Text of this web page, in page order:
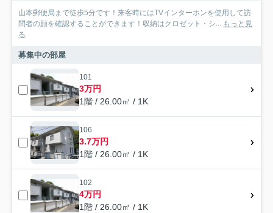
山本郵便局まで徒歩5分です！来客時にはTVインターホンを使用して訪
問者の顔を確認することができます！収納はクロゼット・シ... もっと見
る
募集中の部屋
101
3万円
1階 / 26.00㎡ / 1K
106
3.7万円
1階 / 26.00㎡ / 1K
102
4万円
1階 / 26.00㎡ / 1K